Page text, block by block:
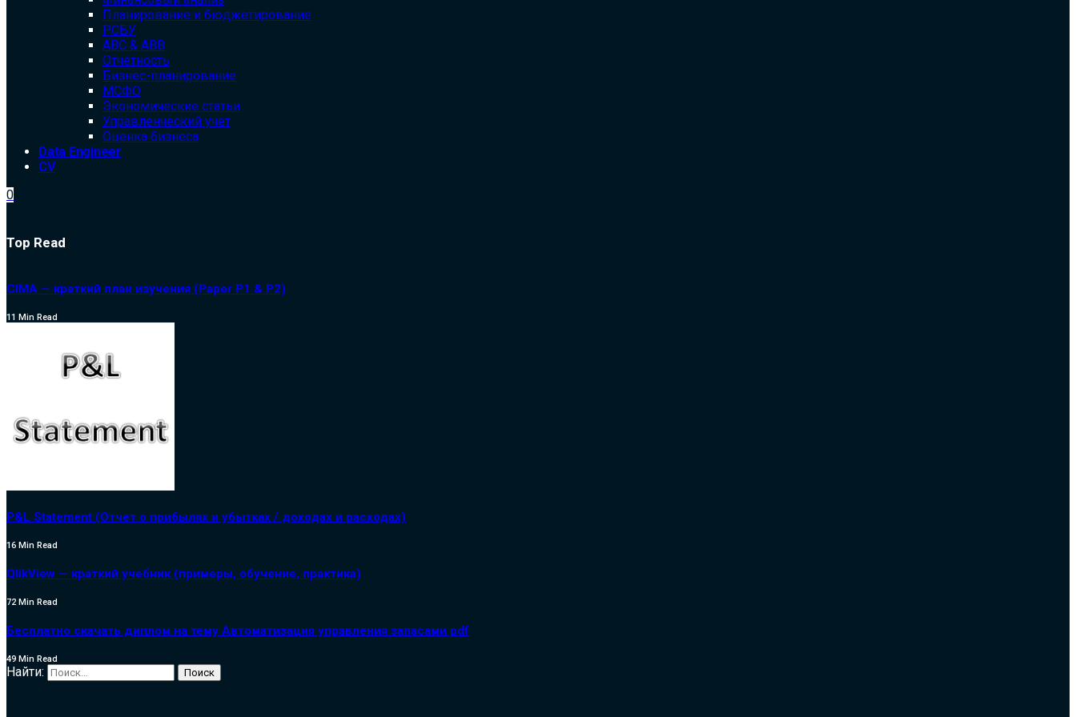
Планирование и бюджетирование
РСБУ
ABC & ABB
Отчетность
Бизнес-планирование
МСФО
Экономические статьи
Управленческий учет
Оценка бизнеса
Data Engineer
CV
0
Top Read
CIMA — краткий план изучения (Paper P1 & P2)
11 Min Read
P&L Statement (Отчет о прибылях и убытках / доходах и расходах)
16 Min Read
QlikView — краткий учебник (примеры, обучение, практика)
72 Min Read
Бесплатно скачать диплом на тему Автоматизация управления запасами pdf
49 Min Read
Найти: